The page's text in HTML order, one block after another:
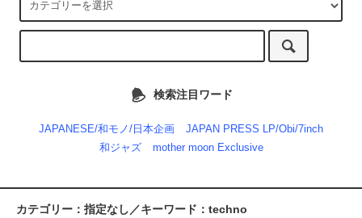
検索注目ワード
JAPANESE/和モノ/日本企画
JAPAN PRESS LP/Obi/7inch
和ジャズ
mother moon Exclusive
カテゴリー：指定なし／キーワード：techno